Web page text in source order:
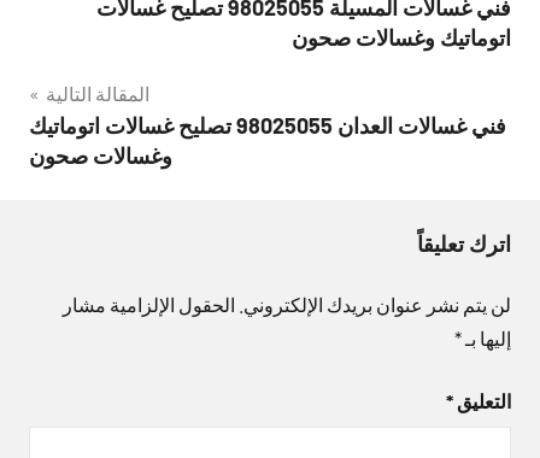
المقالات
فني غسالات المسيلة 98025055 تصليح غسالات
اتوماتيك وغسالات صحون
المقالة التالية
فني غسالات العدان 98025055 تصليح غسالات اتوماتيك
وغسالات صحون
اترك تعليقاً
لن يتم نشر عنوان بريدك الإلكتروني. الحقول الإلزامية مشار
إليها بـ*
التعليق *